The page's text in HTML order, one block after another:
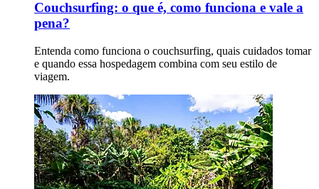
Couchsurfing: o que é, como funciona e vale a
pena?
Entenda como funciona o couchsurfing, quais cuidados tomar
e quando essa hospedagem combina com seu estilo de
viagem.